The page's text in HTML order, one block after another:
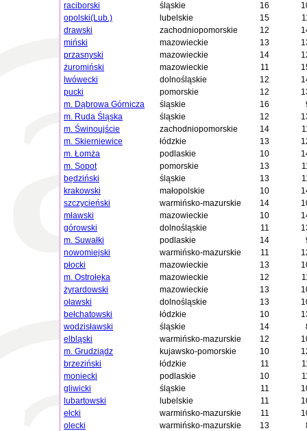
raciborski
śląskie 16
opolski(Lub.)
lubelskie 15
drawski
zachodniopomorskie 12
miński
mazowieckie 13
przasnyski
mazowieckie 14
żuromiński
mazowieckie 11
lwówecki
dolnośląskie 12
pucki
pomorskie 12
m. Dąbrowa Górnicza
śląskie 16
m. Ruda Śląska
śląskie 12
m. Świnoujście
zachodniopomorskie 14
m. Skierniewice
łódzkie 13
m. Łomża
podlaskie 10
m. Sopot
pomorskie 13
będziński
śląskie 13
krakowski
małopolskie 10
szczycieński
warmińsko-mazurskie 14
mławski
mazowieckie 10
górowski
dolnośląskie 11
m. Suwałki
podlaskie 14
nowomiejski
warmińsko-mazurskie 11
płocki
mazowieckie 13
m. Ostrołęka
mazowieckie 12
żyrardowski
mazowieckie 13
oławski
dolnośląskie 13
bełchatowski
łódzkie 10
wodzisławski
śląskie 14
elbląski
warmińsko-mazurskie 12
m. Grudziądz
kujawsko-pomorskie 10
brzeziński
łódzkie 11
moniecki
podlaskie 10
gliwicki
śląskie 11
lubartowski
lubelskie 11
ełcki
warmińsko-mazurskie 11
olecki
warmińsko-mazurskie 13